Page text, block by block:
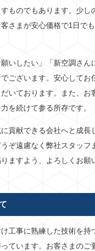
ものでもあります。少
さまが安心価格で1日で
願いしたい」「新空調さ
ございます。安心して
いております。また、
を続けて参る所存です。
貢献できる会社へと成
ぞ遠慮なく弊社スタッ
ますよう、よろしくお願
工事に熟練した技術を
ています。お客さまの